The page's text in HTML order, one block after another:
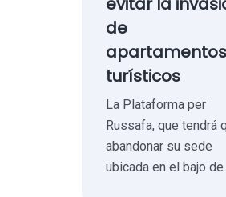
de
apartamentos
turísticos
La Plataforma per
Russafa, que tendrá
abandonar su sede
ubicada en el bajo